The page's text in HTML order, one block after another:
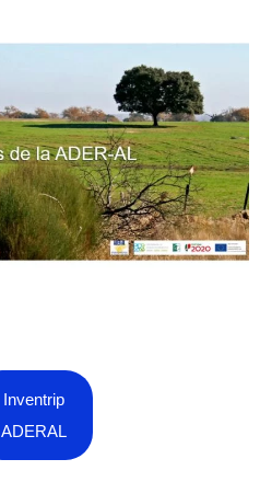
Inventrip
ADERAL